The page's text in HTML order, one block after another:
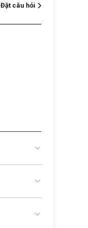
Đặt câu hỏi